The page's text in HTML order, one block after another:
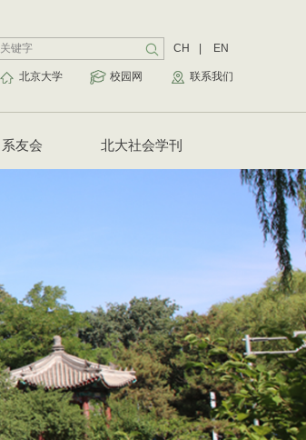
CH EN
北京大学 校园网 联系我们
系友会 北大社会学刊